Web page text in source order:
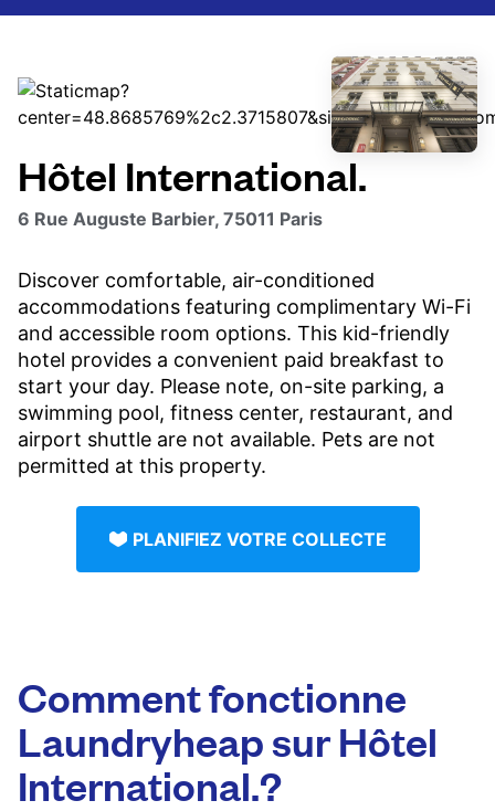
Hôtel International.
6 Rue Auguste Barbier, 75011 Paris
Discover comfortable, air-conditioned
accommodations featuring complimentary Wi-Fi
and accessible room options. This kid-friendly
hotel provides a convenient paid breakfast to
start your day. Please note, on-site parking, a
swimming pool, fitness center, restaurant, and
airport shuttle are not available. Pets are not
permitted at this property.
PLANIFIEZ VOTRE COLLECTE
Comment fonctionne
Laundryheap sur Hôtel
International.?